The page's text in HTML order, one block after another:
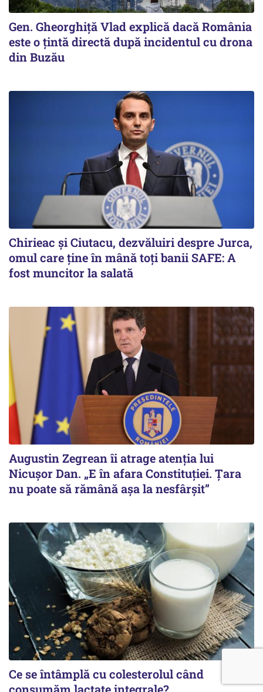
Gen. Gheorghiță Vlad explică dacă România
este o țintă directă după incidentul cu drona
din Buzău
Chirieac și Ciutacu, dezvăluiri despre Jurca,
omul care ține în mână toți banii SAFE: A
fost muncitor la salată
Augustin Zegrean îi atrage atenția lui
Nicușor Dan. „E în afara Constituției. Țara
nu poate să rămână așa la nesfârșit”
Ce se întâmplă cu colesterolul când